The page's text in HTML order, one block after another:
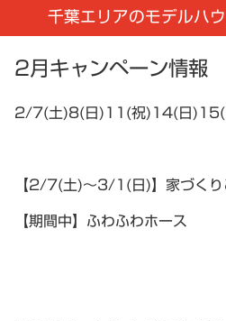
千葉エリアのモデルハ
2月キャンペーン情報
2/7(土)8(日)11(祝)14(日)15(
【2/7(土)～3/1(日)】家づくり
【期間中】ふわふわホース